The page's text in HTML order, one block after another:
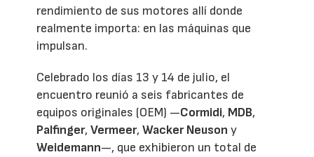
rendimiento de sus motores allí donde
realmente importa: en las máquinas que
impulsan.
Celebrado los días 13 y 14 de julio, el
encuentro reunió a seis fabricantes de
equipos originales (OEM) —Cormidi, MDB,
Palfinger,Vermeer,Wacker Neuson y
Weidemann—, que exhibieron un total de